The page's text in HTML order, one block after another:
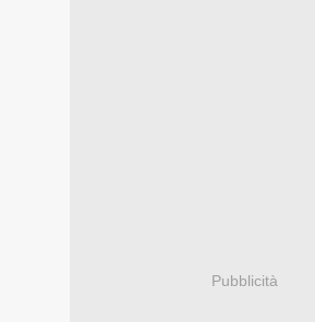
Pubblicità